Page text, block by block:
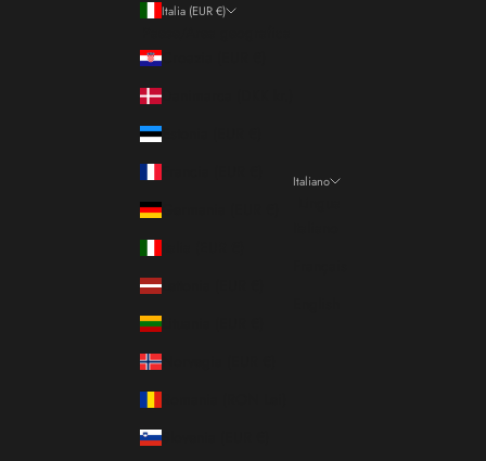
Italia (EUR €)
Croazia (EUR €)
Danimarca (DKK kr.)
Estonia (EUR €)
Francia (EUR €)
Germania (EUR €)
Italia (EUR €)
Lettonia (EUR €)
Lituania (EUR €)
Norvegia (EUR €)
Romania (RON Lei)
Slovenia (EUR €)
Italiano